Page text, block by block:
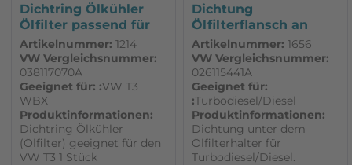
Dichtring Ölkühler
Ölfilter passend für
VW T3
Artikelnummer: 1214
VW Vergleichsnummer:
038117070A
Geeignet für: :VW T3
WBX
Produktinformationen:
Dichtring Ölkühler
(Ölfilter) geeignet für den
VW T3 1 Stück
Dichtung
Ölfilterflansch an
Motorblock Diesel...
Artikelnummer: 1656
VW Vergleichsnummer:
026115441A
Geeignet für:
:Turbodiesel/Diesel
Produktinformationen:
Dichtung unter dem
Ölfilterhalter für
Turbodiesel/Diesel.